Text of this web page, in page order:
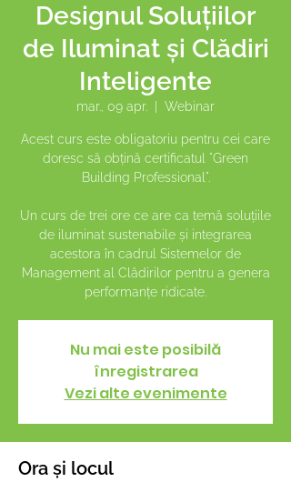
Designul Soluțiilor
de Iluminat și Clădiri
Inteligente
mar., 09 apr. Webinar
Acest curs este obligatoriu pentru cei care
doresc să obțină certificatul "Green
Building Professional".
Un curs de trei ore ce are ca temă soluțiile
de iluminat sustenabile și integrarea
acestora în cadrul Sistemelor de
Management al Clădirilor pentru a genera
performanțe ridicate.
Nu mai este posibilă
înregistrarea
Vezi alte evenimente
Ora și locul